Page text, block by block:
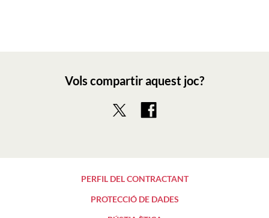
Vols compartir aquest joc?
PERFIL DEL CONTRACTANT
PROTECCIÓ DE DADES